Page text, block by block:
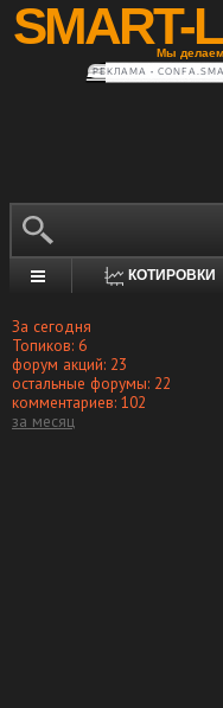
SMART-
Мы делаем
РЕКЛАМА •
КОТИРОВКИ
За сегодня
Топиков: 6
форум акций: 23
остальные форумы: 22
комментариев: 102
за месяц